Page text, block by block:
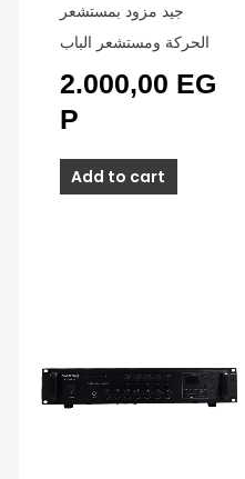
جيد مزود بمستشعر
الحركة ومستشعر الباب
2.000,00 EG
P
Add to cart